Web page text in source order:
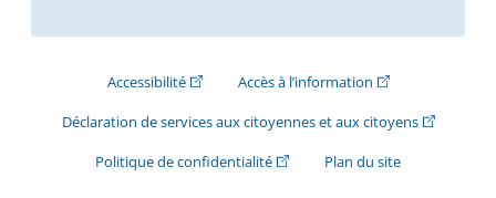
Accessibilité(Cet hyperlien externe s'ouvrira dans une
Accès à l’information(Cet hyperlien
Déclaration de services aux citoyennes et aux citoyens(Cet
Politique de confidentialité(Cet hyperlien externe s'ouvrira
Plan du site